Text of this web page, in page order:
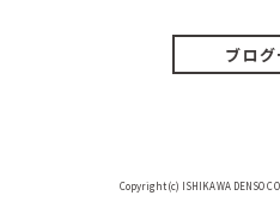
ブログ
Copyright(c) ISHIKAWA DENSO